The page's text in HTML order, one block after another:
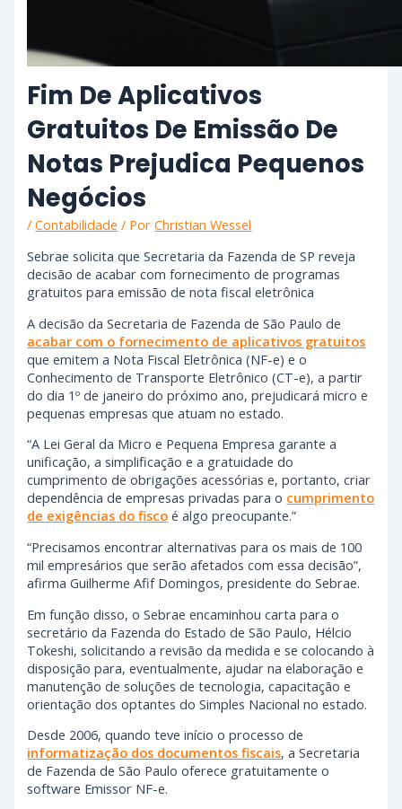
Fim De Aplicativos
Gratuitos De Emissão De
Notas Prejudica Pequenos
Negócios
/Contabilidade / PorChristian Wessel
Sebrae solicita que Secretaria da Fazenda de SP reveja
decisão de acabar com fornecimento de programas
gratuitos para emissão de nota fiscal eletrônica
A decisão da Secretaria de Fazenda de São Paulo de
acabar com o fornecimento de aplicativos gratuitos
que emitem a Nota Fiscal Eletrônica (NF-e) e o
Conhecimento de Transporte Eletrônico (CT-e), a partir
do dia 1º de janeiro do próximo ano, prejudicará micro e
pequenas empresas que atuam no estado.
“A Lei Geral da Micro e Pequena Empresa garante a
unificação, a simplificação e a gratuidade do
cumprimento de obrigações acessórias e, portanto, criar
dependência de empresas privadas para o cumprimento
de exigências do fisco é algo preocupante.”
“Precisamos encontrar alternativas para os mais de 100
mil empresários que serão afetados com essa decisão”,
afirma Guilherme Afif Domingos, presidente do Sebrae.
Em função disso, o Sebrae encaminhou carta para o
secretário da Fazenda do Estado de São Paulo, Hélcio
Tokeshi, solicitando a revisão da medida e se colocando à
disposição para, eventualmente, ajudar na elaboração e
manutenção de soluções de tecnologia, capacitação e
orientação dos optantes do Simples Nacional no estado.
Desde 2006, quando teve início o processo de
informatização dos documentos fiscais, a Secretaria
de Fazenda de São Paulo oferece gratuitamente o
software Emissor NF-e.